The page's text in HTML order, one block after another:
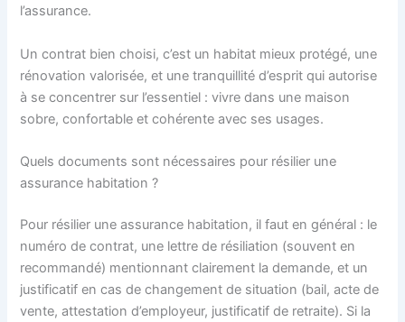
l’assurance.
Un contrat bien choisi, c’est un habitat mieux protégé, une
rénovation valorisée, et une tranquillité d’esprit qui autorise
à se concentrer sur l’essentiel : vivre dans une maison
sobre, confortable et cohérente avec ses usages.
Quels documents sont nécessaires pour résilier une
assurance habitation ?
Pour résilier une assurance habitation, il faut en général : le
numéro de contrat, une lettre de résiliation (souvent en
recommandé) mentionnant clairement la demande, et un
justificatif en cas de changement de situation (bail, acte de
vente, attestation d’employeur, justificatif de retraite). Si la